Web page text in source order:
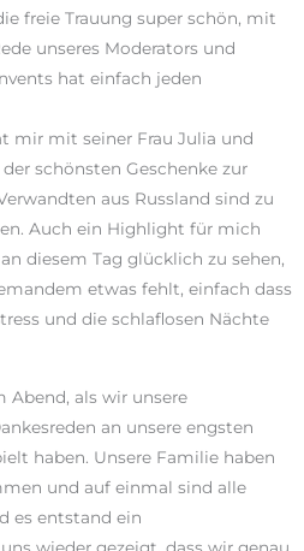
freie Trauung super schön, mit
unseres Moderators und
hat einfach jeden
mir mit seiner Frau Julia und
schönsten Geschenke zur
aus Russland sind zu
Auch ein Highlight für mich
diesem Tag glücklich zu sehen,
etwas fehlt, einfach dass
und die schlaflosen Nächte
Abend, als wir unsere
an unsere engsten
haben. Unsere Familie haben
und auf einmal sind alle
es entstand ein